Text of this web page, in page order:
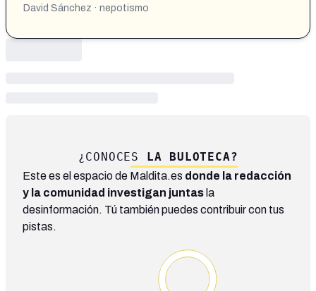
David Sánchez · nepotismo
¿CONOCES LA BULOTECA?
Este es el espacio de Maldita.es donde la redacción
y la comunidad investigan juntas la
desinformación. Tú también puedes contribuir con tus
pistas.